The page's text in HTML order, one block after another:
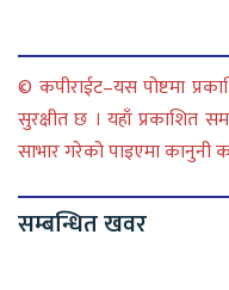
© कपीराईट–यस पोष्टमा
सुरक्षीत छ । यहाँ प्रकाशित
साभार गरेको पाइएमा कानुनी
सम्बन्धित खवर